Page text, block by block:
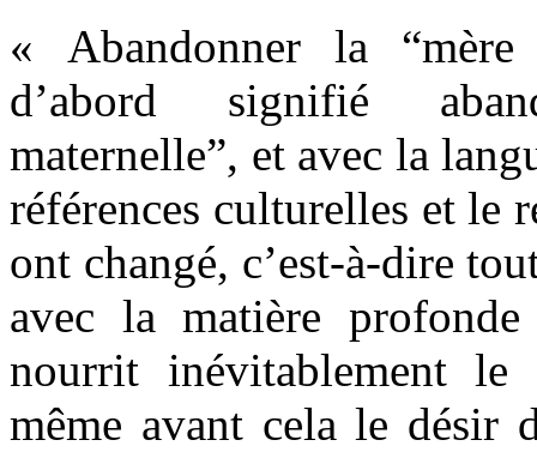
« Abandonner la
d’abord signifié
maternelle”, et avec la
références culturelles et le
ont changé, c’est-à-dire
avec la matière
nourrit inévitablement
même avant cela le désir